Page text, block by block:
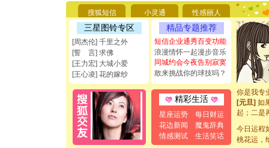
搜狐短信 小灵通 性感丽人
三星图铃专区
[周杰伦] 千里之外
[誓 言] 求佛
[王力宏] 大城小爱
[王心凌] 花的嫁纱
精品专题推荐
短信企业通秀百变功能
浪漫情怀一起漫步音乐
同城约会今夜告别寂寞
敢来挑战你的球技吗？
精彩生活
星座运势
每日财运
花边新闻
魔鬼辞典
情感测试
生活笑话
要平安！
[圣诞节]
能正大光
都要快乐
[圣诞节]
如意,快
[元旦]看
断电。爱
你是我专
[元旦] 如
起；二是
[元旦]当
泣，这痛
今日运程
桃花运，